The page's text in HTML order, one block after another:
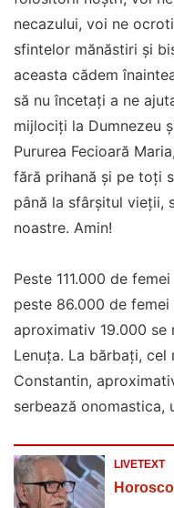
necazului, voi ne
sfintelor mănăstiri şi
aceasta cădem
să nu încetaţi a ne
mijlociţi la Dumnezeu
Pururea Fecioară
fără prihană şi pe toţi
până la sfârşitul vieţii,
noastre. Amin!
Peste 111.000 de
peste 86.000 de
aproximativ 19.000 se
Lenuţa. La bărbați,
Constantin,
serbează onomastica,
LIVETEXT